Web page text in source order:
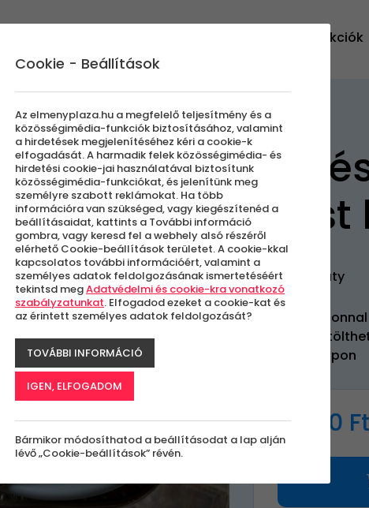
Akciók
C'est
Páty
Azonnal
kupon
3 000 Ft
Cookie - Beállítások
Az elmenyplaza.hu a megfelelő teljesítmény és a
közösségimédia-funkciók biztosításához, valamint
a hirdetések megjelenítéséhez kéri a cookie-k
elfogadását. A harmadik felek közösségimédia- és
hirdetési cookie-jai használatával biztosítunk
közösségimédia-funkciókat, és jelenítünk meg
személyre szabott reklámokat. Ha több
információra van szükséged, vagy kiegészítenéd a
beállításaidat, kattints a További információ
gombra, vagy keresd fel a webhely alsó részéről
elérhető Cookie-beállítások területet. A cookie-kkal
kapcsolatos további információért, valamint a
személyes adatok feldolgozásának ismertetéséért
tekintsd megAdatvédelmi és cookie-kra vonatkozó
szabályzatunkat. Elfogadod ezeket a cookie-kat és
az érintett személyes adatok feldolgozását?
TOVÁBBI INFORMÁCIÓ
IGEN, ELFOGADOM
Bármikor módosíthatod a beállításodat a lap alján
lévő „Cookie-beállítások” révén.